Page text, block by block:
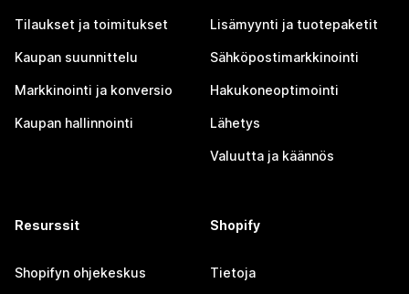
Tilaukset ja toimitukset
Kaupan suunnittelu
Markkinointi ja konversio
Kaupan hallinnointi
Lisämyynti ja tuotepaketit
Sähköpostimarkkinointi
Hakukoneoptimointi
Lähetys
Valuutta ja käännös
Resurssit
Shopifyn ohjekeskus
Shopify
Tietoja